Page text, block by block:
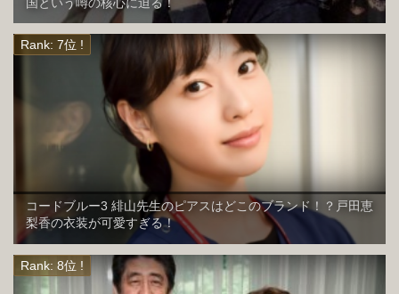
国という噂の核心に迫る！
コードブルー3 緋山先生のピアスはどこのブランド！？戸田恵
梨香の衣装が可愛すぎる！